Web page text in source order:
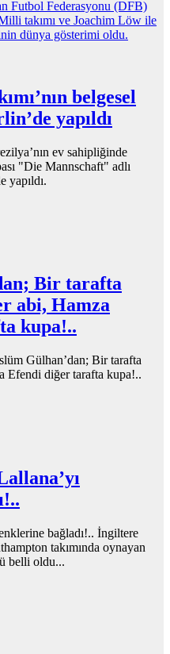
belgesel
yapıldı
ev sahipliğinde
"Die Mannschaft" adlı
yapıldı.
Bir tarafta
abi, Hamza
kupa!..
Gülhan’dan; Bir tarafta
Efendi diğer tarafta kupa!..
bağladı!.. İngiltere
takımında oynayan
belli oldu...